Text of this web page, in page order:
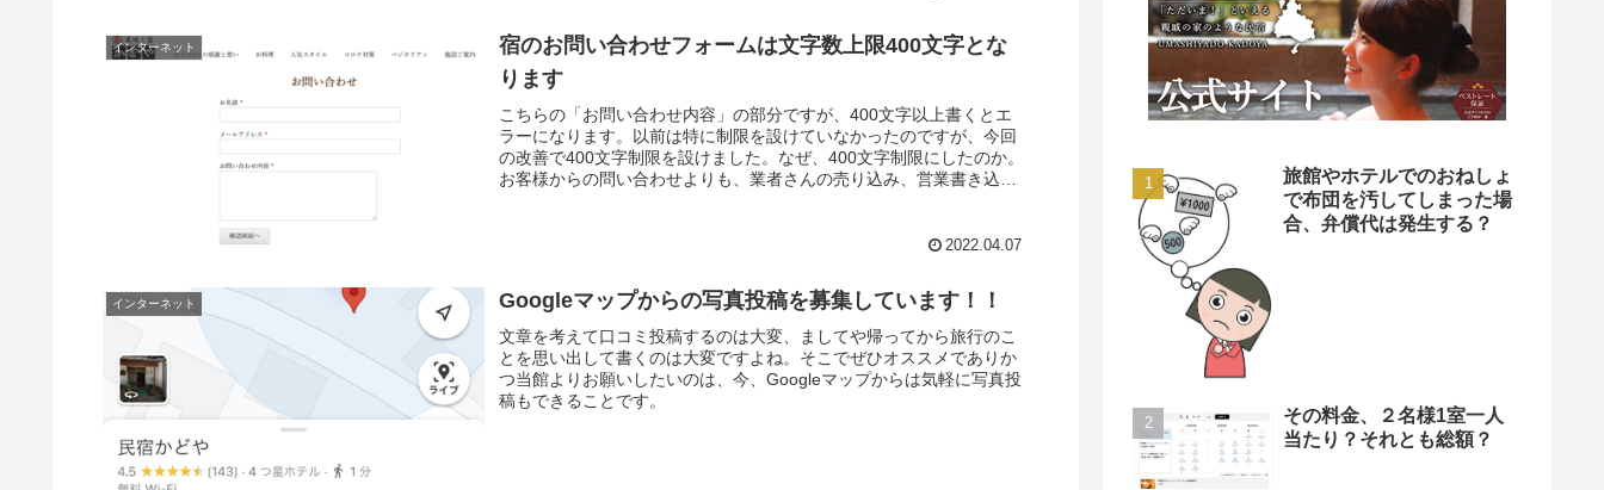
インターネット
宿のお問い合わせフォームは文字数上限400文字とな
ります
こちらの「お問い合わせ内容」の部分ですが、400文字以上書くとエ
ラーになります。以前は特に制限を設けていなかったのですが、今回
の改善で400文字制限を設けました。なぜ、400文字制限にしたのか。
お客様からの問い合わせよりも、業者さんの売り込み、営業書き込み
2022.04.07
インターネット Googleマップからの写真投稿を募集しています！！
文章を考えて口コミ投稿するのは大変、ましてや帰ってから旅行のこ
とを思い出して書くのは大変ですよね。そこでぜひオススメでありか
つ当館よりお願いしたいのは、今、Googleマップからは気軽に写真投
稿もできることです。
旅館やホテルでのおねしょ
で布団を汚してしまった場
合、弁償代は発生する？
その料金、２名様1室一人
当たり？それとも総額？